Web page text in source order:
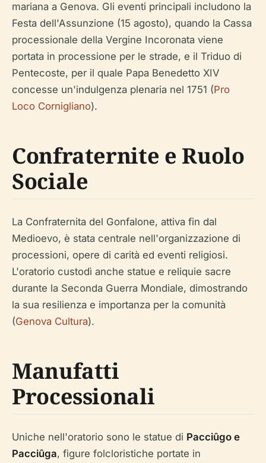
mariana a Genova. Gli eventi principali includono la
Festa dell'Assunzione (15 agosto), quando la Cassa
processionale della Vergine Incoronata viene
portata in processione per le strade, e il Triduo di
Pentecoste, per il quale Papa Benedetto XIV
concesse un'indulgenza plenaria nel 1751 (Pro
Loco Cornigliano).
Confraternite e Ruolo
Sociale
La Confraternita del Gonfalone, attiva fin dal
Medioevo, è stata centrale nell'organizzazione di
processioni, opere di carità ed eventi religiosi.
L'oratorio custodì anche statue e reliquie sacre
durante la Seconda Guerra Mondiale, dimostrando
la sua resilienza e importanza per la comunità
(Genova Cultura).
Manufatti
Processionali
Uniche nell'oratorio sono le statue di Pacciûgo e
Pacciûga, figure folcloristiche portate in